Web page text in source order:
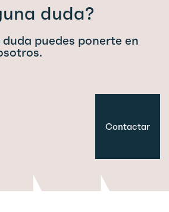
duda?
puedes ponerte en
Contactar